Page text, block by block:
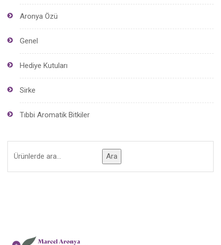
Aronya Özü
Genel
Hediye Kutuları
Sirke
Tıbbi Aromatik Bitkiler
Ara